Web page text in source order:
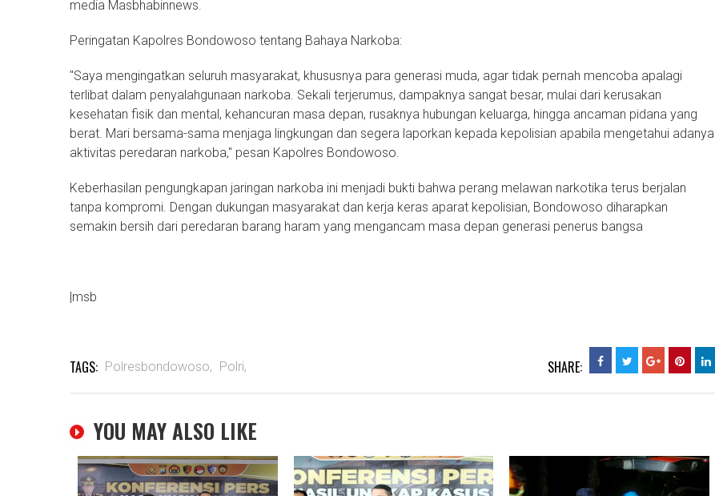
media Masbhabinnews.
Peringatan Kapolres Bondowoso tentang Bahaya Narkoba:
"Saya mengingatkan seluruh masyarakat, khususnya para generasi muda, agar tidak pernah mencoba apalagi
terlibat dalam penyalahgunaan narkoba. Sekali terjerumus, dampaknya sangat besar, mulai dari kerusakan
kesehatan fisik dan mental, kehancuran masa depan, rusaknya hubungan keluarga, hingga ancaman pidana yang
berat. Mari bersama-sama menjaga lingkungan dan segera laporkan kepada kepolisian apabila mengetahui adanya
aktivitas peredaran narkoba," pesan Kapolres Bondowoso.
Keberhasilan pengungkapan jaringan narkoba ini menjadi bukti bahwa perang melawan narkotika terus berjalan
tanpa kompromi. Dengan dukungan masyarakat dan kerja keras aparat kepolisian, Bondowoso diharapkan
semakin bersih dari peredaran barang haram yang mengancam masa depan generasi penerus bangsa
|msb
TAGS: Polresbondowoso, Polri, SHARE:
YOU MAY ALSO LIKE